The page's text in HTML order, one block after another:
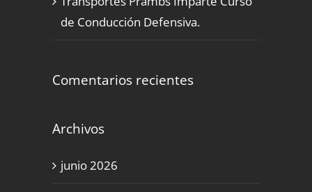
de Conducción Defensiva.
Comentarios recientes
Archivos
junio 2026